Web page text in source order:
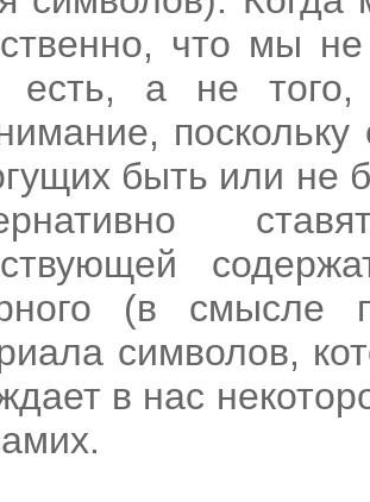
что мы
есть, а не
быть или не
(в смысле
символов,
в нас